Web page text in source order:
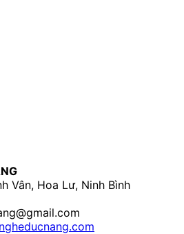
Vân, Hoa Lư, Ninh Bình